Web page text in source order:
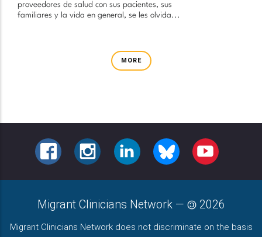
proveedores de salud con sus pacientes, sus
familiares y la vida en general, se les olvida...
MORE
FACEBOOKINSTAGRAMLINKEDINBLUESKY YOUTUBE
Migrant Clinicians Network — 2026
Migrant Clinicians Network does not discriminate on the basis